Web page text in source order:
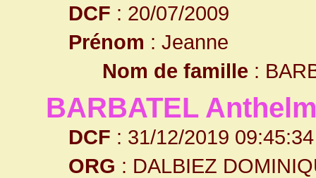
DCF : 20/07/2009
Prénom : Jeanne
Nom de famille :
BARBATEL
DCF : 31/12/2019 09:45:34
ORG : DALBIEZ